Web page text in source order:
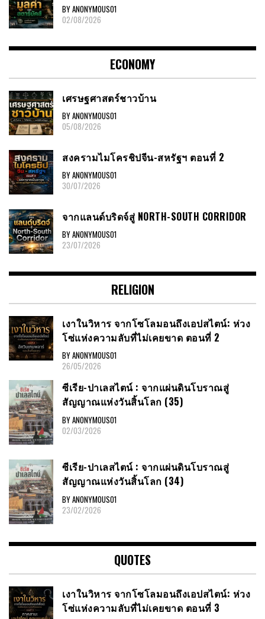
BY ANONYMOUS01
02/08/2026
ECONOMY
เศรษฐศาสตร์ชาวบ้าน
BY ANONYMOUS01
05/08/2026
สงครามไมโครชิปจีน-สหรัฐฯ ตอนที่ 2
BY ANONYMOUS01
30/07/2026
จากแลนด์บริดจ์สู่ NORTH-SOUTH CORRIDOR
BY ANONYMOUS01
23/07/2026
RELIGION
เงาในวิหาร จากโซโลมอนถึงเอปสไตน์: ห่วง
โซ่แห่งความลับที่ไม่เคยขาด ตอนที่ 2
BY ANONYMOUS01
26/05/2026
ซีเรีย​-ปาเลสไตน์​ : จากแผ่นดินโบราณสู่
สัญญาณ​แห่งวันสิ้นโลก​ (35)
BY ANONYMOUS01
02/03/2026
ซีเรีย​-ปาเลสไตน์​ : จากแผ่นดินโบราณสู่
สัญญาณ​แห่งวันสิ้นโลก​ (34)
BY ANONYMOUS01
23/02/2026
QUOTES
เงาในวิหาร จากโซโลมอนถึงเอปสไตน์: ห่วง
โซ่แห่งความลับที่ไม่เคยขาด ตอนที่ 3